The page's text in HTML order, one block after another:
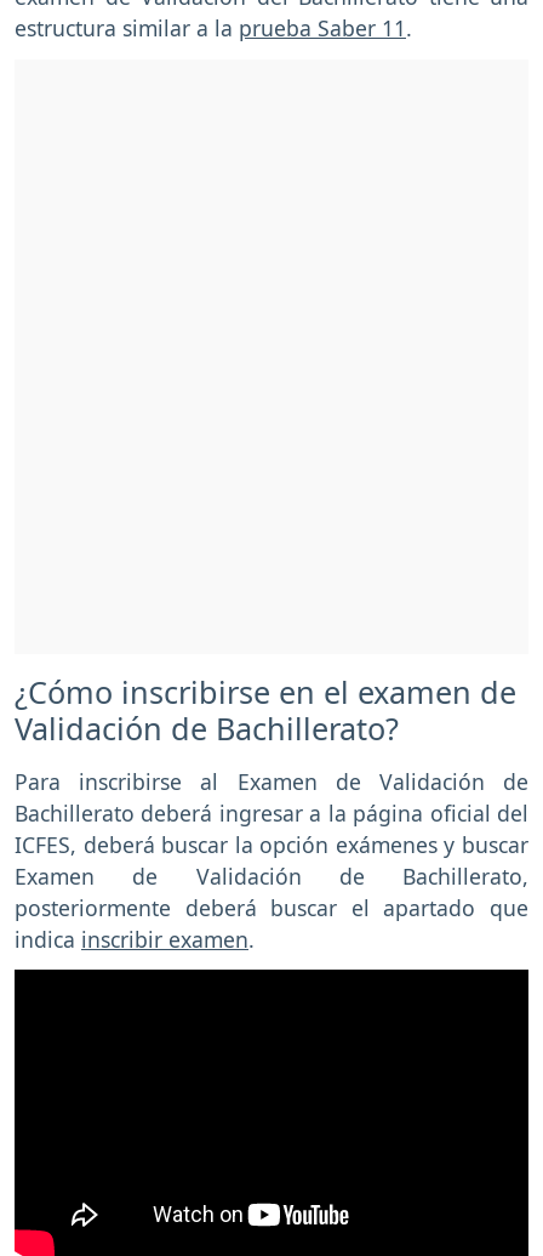
estructura similar a la prueba Saber 11.
¿Cómo inscribirse en el examen de
Validación de Bachillerato?
Para inscribirse al Examen de Validación de
Bachillerato deberá ingresar a la página oficial del
ICFES, deberá buscar la opción exámenes y buscar
Examen de Validación de Bachillerato,
posteriormente deberá buscar el apartado que
indica inscribir examen.